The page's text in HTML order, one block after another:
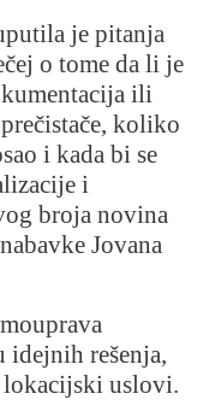
je pitanja
o tome da li je
ili
koliko
i kada bi se
i
broja novina
Jovana
idejnih rešenja,
uslovi.